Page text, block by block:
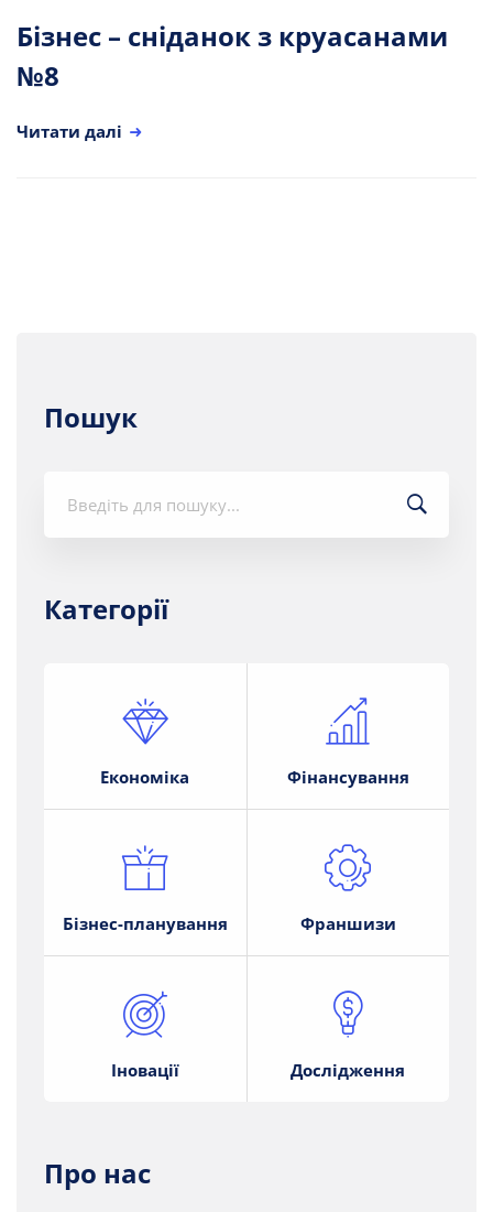
Бізнес – сніданок з круасанами
№8
Читати далі
Пошук
Категорії
Економіка Фінансування
Бізнес-планування Франшизи
Іновації Дослідження
Про нас